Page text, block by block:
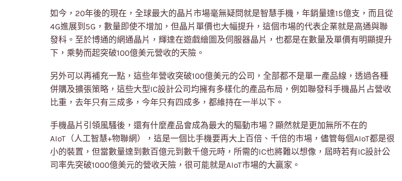
如今，20年後的現在，全球最大的晶片市場毫無疑問就是智慧手機，年銷量達15億支，而且從
4G進展到5G，數量即使不增加，但晶片單價也大幅提升，這個市場的代表企業就是高通與聯
發科。至於博通的網通晶片，輝達在遊戲繪圖及伺服器晶片，也都是在數量及單價有明顯提升
下，乘勢而起突破100億美元營收的天險。
另外可以再補充一點，這些年營收突破100億美元的公司，全部都不是單一產品線，透過各種
併購及擴張策略，這些大型IC設計公司均擁有多樣化的產品布局，例如聯發科手機晶片占營收
比重，去年只有三成多，今年只有四成多，都維持在一半以下。
手機晶片引領風騷後，還有什麼產品會成為最大的驅動市場？顯然就是更加無所不在的
AIoT（人工智慧+物聯網），這是一個比手機要再大上百倍、千倍的市場，儘管每個AIoT都是很
小的裝置，但當數量達到數百億元到數千億元時，所需的IC也將難以想像，屆時若有IC設計公
司率先突破1000億美元的營收天險，很可能就是AIoT市場的大贏家。